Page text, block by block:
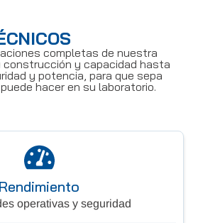
completas de nuestra
y capacidad hasta
y potencia, para que sepa
hacer en su laboratorio.
Rendimiento
operativas y seguridad